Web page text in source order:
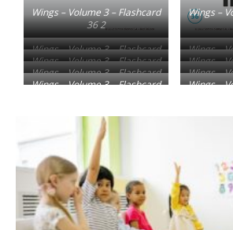
Wings – Volume 3 – Flashcard
36 2
Wings –
Wings – Volume 3 – Flashcard
37 2
Wings –
Wings – Volume 3 – Flashcard
38 2
Wings –
Wings – Volume 3 – Flashcard
39 2
Wings –
Wings – Volume 3 – Flashcard
Wings –